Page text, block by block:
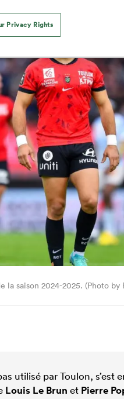
la saison 2024-2025. (Photo
utilisé par Toulon, s’est
Louis Le Brun et Pierre
Privacy Rights